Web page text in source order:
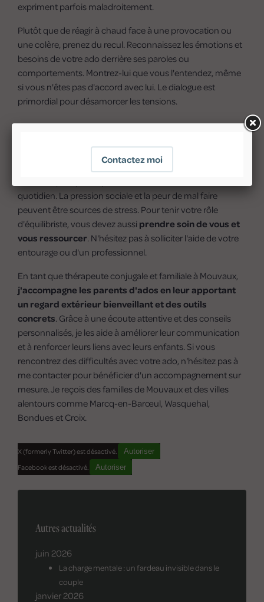
expriment parfois maladroitement.
Plutôt que de réagir à chaud face à une provocation ou
une colère, prenez du recul. Reconnaissez les émotions et
besoins de votre ado derrière ses paroles ou
comportements. Montrez-lui que vous l'entendez, même
si vous n'êtes pas d'accord avec lui. Le dialogue est
primordial pour désamorcer les tensions.
Prendre soin de vous pour mieux
accompagner votre ado
quotidien. La pression sociale et la peur de mal faire
peuvent être sources de stress. Pour tenir votre rôle
d'équilibriste, vous devez aussi prendre soin de vous et
vous ressourcer. N'hésitez pas à solliciter l'aide de votre
entourage ou d'un professionnel.
En tant que thérapeute conjugale et familiale à Mouvaux,
j'accompagne les parents d'ados en leur apportant
un regard extérieur bienveillant et des outils
concrets. Grâce à une écoute attentive et des conseils
personnalisés, je les aide à améliorer leur communication
et à renforcer leurs liens avec leurs enfants. Si vous
rencontrez des difficultés avec votre ado, n'hésitez pas à
me contacter pour bénéficier d'un accompagnement sur
mesure. Je reçois des familles de Mouvaux et des villes
alentours comme Marcq-en-Barœul, Wasquehal,
Bondues et Croix.
X (formerly Twitter) est désactivé.
Autoriser
Facebook est désactivé.
Autoriser
Autres actualités
juin 2026
La charge mentale : un fardeau invisible dans le
couple
janvier 2026